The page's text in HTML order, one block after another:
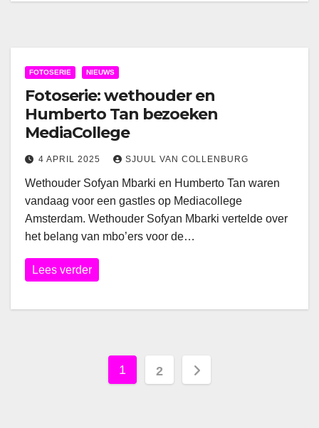
FOTOSERIE NIEUWS
Fotoserie: wethouder en
Humberto Tan bezoeken
MediaCollege
4 APRIL 2025 SJUUL VAN COLLENBURG
Wethouder Sofyan Mbarki en Humberto Tan waren
vandaag voor een gastles op Mediacollege
Amsterdam. Wethouder Sofyan Mbarki vertelde over
het belang van mbo’ers voor de…
Lees verder
Berichten
1 2